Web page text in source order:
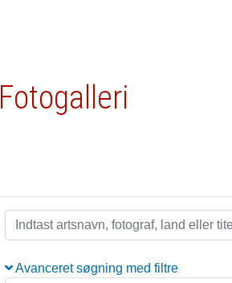
Fotogalleri
Avanceret søgning med filtre